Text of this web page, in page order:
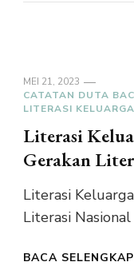
MEI 21, 2023
CATATAN DUTA
LITERASI KELUARGA
Literasi
Gerakan
Literasi
Literasi Nasional
BACA